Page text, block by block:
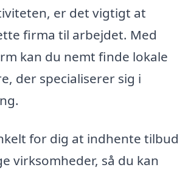
er det vigtigt at
firma til arbejdet. Med
kan du nemt finde lokale
der specialiserer sig i
for dig at indhente tilbud
virksomheder, så du kan